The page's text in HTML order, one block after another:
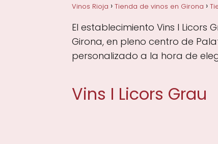
Vinos Rioja Tienda de vinos en Girona
El establecimiento Vins I Licors
Girona, en pleno centro de
personalizado a la hora de
Vins I Licors Grau